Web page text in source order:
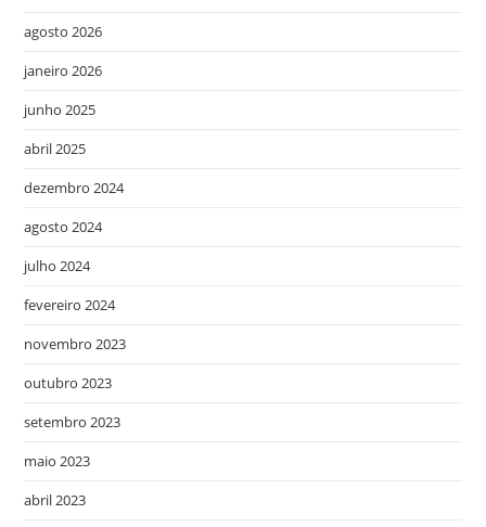
agosto 2026
janeiro 2026
junho 2025
abril 2025
dezembro 2024
agosto 2024
julho 2024
fevereiro 2024
novembro 2023
outubro 2023
setembro 2023
maio 2023
abril 2023